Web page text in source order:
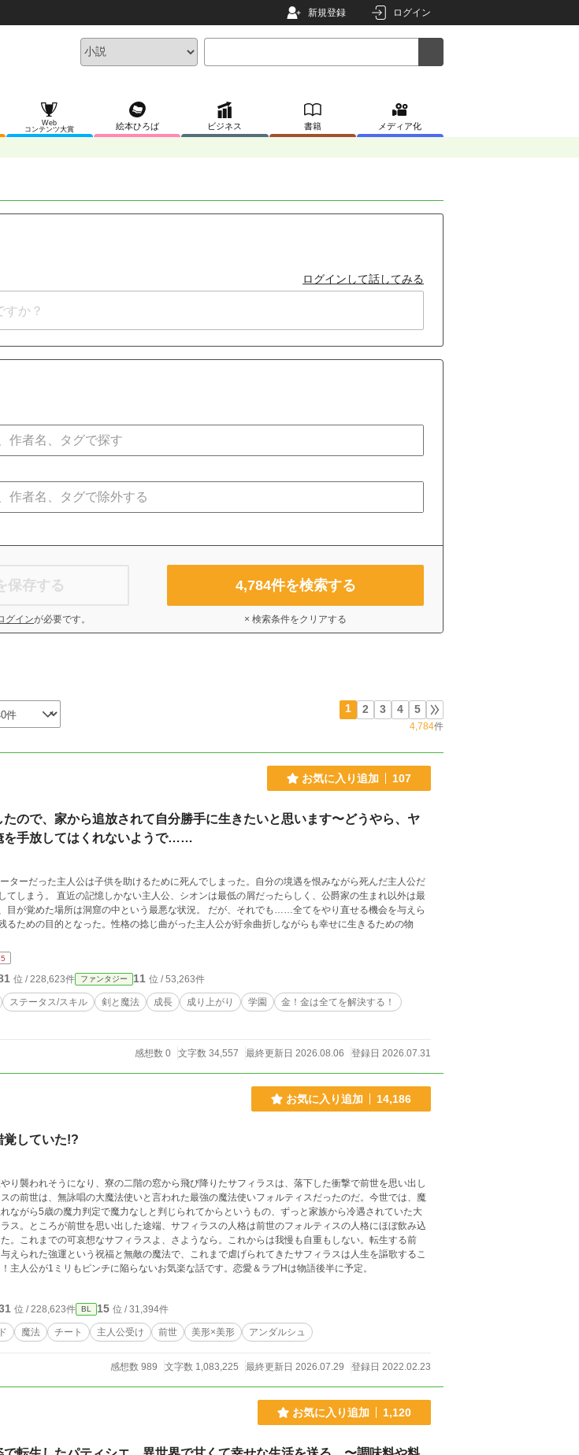
新規登録 ログイン
Web
コンテンツ大賞
絵本ひろば ビジネス 書籍 メディア化
ログインして話してみる
保存する
グインが必要です。
4,784件を検索する
× 検索条件をクリアする
1 2 3 4 5
4,784件
お気に入り追加 107
ので、家から追放されて自分勝手に生きたいと思います〜どうやら、ヤ
を手放してはくれないようで……
ターだった主人公は子供を助けるために死んでしまった。自分の境遇を恨みながら死んだ主人公だ
てしまう。 直近の記憶しかない主人公、シオンは最低の屑だったらしく、公爵家の生まれ以外は最
の中という最悪な状況。 だが、それでも……全てをやり直せる機会を与えら
るための目的となった。性格の捻じ曲がった主人公が紆余曲折しながらも幸せに生きるための物
位 / 228,623件 ファンタジー 11 位 / 53,263件
ステータス/スキル 剣と魔法 成長 成り上がり 学園
金！金は全てを解決する！
感想数 0 文字数 34,557 最終更新日 2026.08.06 登録日 2026.07.31
お気に入り追加 14,186
覚していた!?
り襲われそうになり、寮の二階の窓から飛び降りたサフィラスは、落下した衝撃で前世を思い出し
の前世は、無詠唱の大魔法使いと言われた最強の魔法使いフォルティスだったのだ。今世では、魔
ながら5歳の魔力判定で魔力なしと判じられてからというもの、ずっと家族から冷遇されていた大
ス。ところが前世を思い出した途端、サフィラスの人格は前世のフォルティスの人格にほぼ飲み込
。これまでの可哀想なサフィラスよ、さようなら。これからは我慢も自重もしない。転生する前
えられた強運という祝福と無敵の魔法で、これまで虐げられてきたサフィラスは人生を謳歌するこ
主人公が1ミリもピンチに陥らないお気楽な話です。恋愛＆ラブHは物語後半に予定。
位 / 228,623件 BL 15 位 / 31,394件
魔法 チート 主人公受け 前世 美形×美形 アンダルシュ
感想数 989 文字数 1,083,225 最終更新日 2026.07.29 登録日 2022.02.23
お気に入り追加 1,120